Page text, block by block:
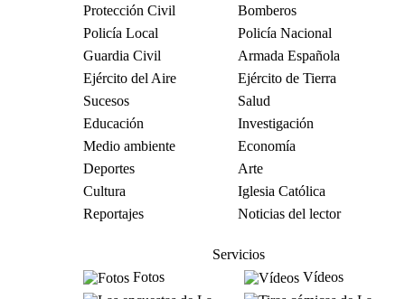
Protección Civil
Bomberos
Policía Local
Policía Nacional
Guardia Civil
Armada Española
Ejército del Aire
Ejército de Tierra
Sucesos
Salud
Educación
Investigación
Medio ambiente
Economía
Deportes
Arte
Cultura
Iglesia Católica
Reportajes
Noticias del lector
Servicios
Fotos
Vídeos